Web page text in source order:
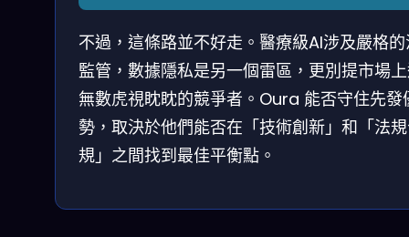
不過，這條路並不好走。醫療級AI涉及嚴格
監管，數據隱私是另一個雷區，更別提市場
無數虎視眈眈的競爭者。Oura 能否守住先發
勢，取決於他們能否在「技術創新」和「法
規」之間找到最佳平衡點。